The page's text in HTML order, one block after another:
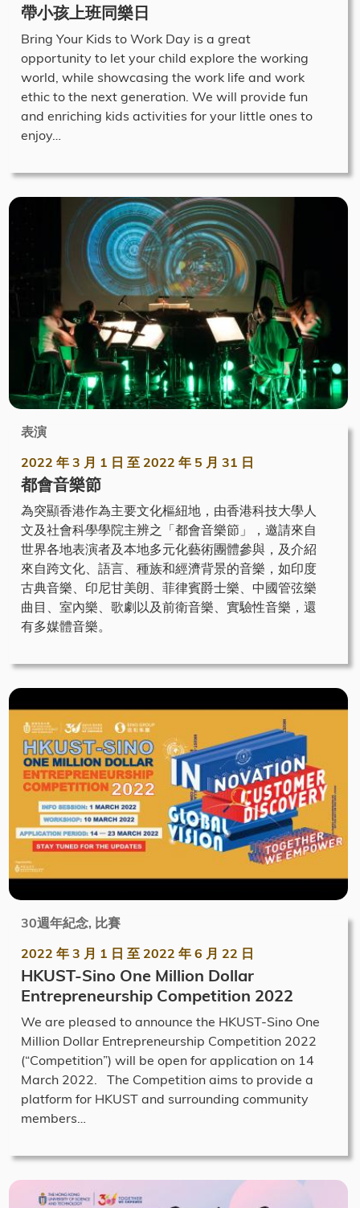
帶小孩上班同樂日
Bring Your Kids to Work Day is a great
opportunity to let your child explore the working
world, while showcasing the work life and work
ethic to the next generation. We will provide fun
and enriching kids activities for your little ones to
enjoy…
表演
2022 年 3 月 1 日 至 2022 年 5 月 31 日
都會音樂節
為突顯香港作為主要文化樞紐地，由香港科技大學人
文及社會科學學院主辨之「都會音樂節」，邀請來自
世界各地表演者及本地多元化藝術團體參與，及介紹
來自跨文化、語言、種族和經濟背景的音樂，如印度
古典音樂、印尼甘美朗、菲律賓爵士樂、中國管弦樂
曲目、室內樂、歌劇以及前衛音樂、實驗性音樂，還
有多媒體音樂。
30週年紀念, 比賽
2022 年 3 月 1 日 至 2022 年 6 月 22 日
HKUST-Sino One Million Dollar
Entrepreneurship Competition 2022
We are pleased to announce the HKUST-Sino One
Million Dollar Entrepreneurship Competition 2022
(“Competition”) will be open for application on 14
March 2022. The Competition aims to provide a
platform for HKUST and surrounding community
members…